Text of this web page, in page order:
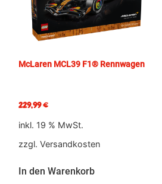
McLaren MCL39 F1® Rennwagen
229,99€
inkl. 19 % MwSt.
zzgl. Versandkosten
In den Warenkorb